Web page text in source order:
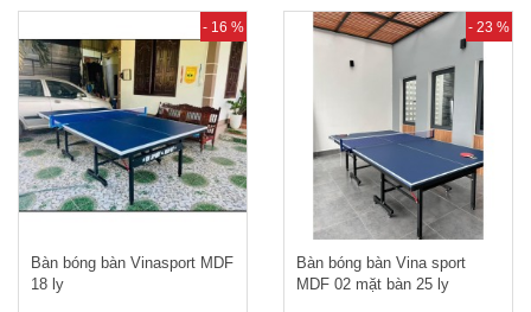
- 16 %
Bàn bóng bàn Vinasport MDF
18 ly
- 23 %
Bàn bóng bàn Vina sport
MDF 02 mặt bàn 25 ly